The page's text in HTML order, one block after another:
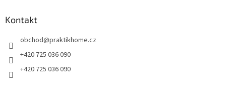
Kontakt
obchod@praktikhome.cz
+420 725 036 090
+420 725 036 090